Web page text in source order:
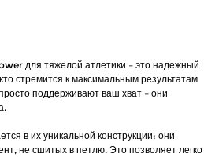
для тяжелой атлетики – это надежный
стремится к максимальным результатам
поддерживают ваш хват – они
в их уникальной конструкции: они
не сшитых в петлю. Это позволяет легко